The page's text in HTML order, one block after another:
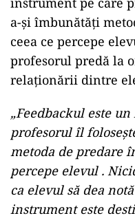
a-şi îmbunătăţi
ceea ce percepe
profesorul predă la
relaționării dintre
„Feedbackul este
profesorul îl
metoda de predare
percepe elevul .
ca elevul să dea
instrument este